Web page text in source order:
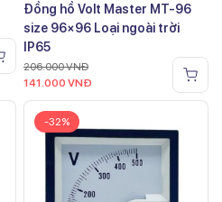
Đồng hồ Volt Master MT-96
size 96×96 Loại ngoài trời
IP65
206.000VNĐ
141.000 VNĐ
-32%